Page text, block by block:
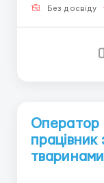
дні на ніч, 4
Без досвіду
Оператор
працівник
тваринами